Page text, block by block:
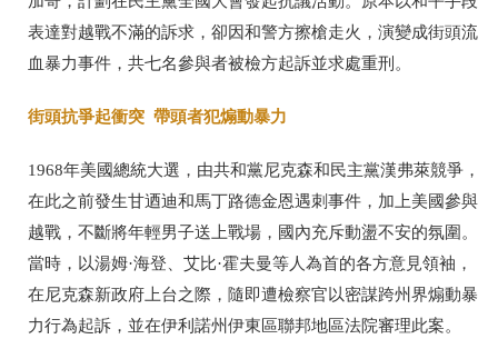
表達對越戰不滿的訴求，卻因和警方擦槍走火，演變成街頭流
血暴力事件，共七名參與者被檢方起訴並求處重刑。
街頭抗爭起衝突 帶頭者犯煽動暴力
1968年美國總統大選，由共和黨尼克森和民主黨漢弗萊競爭，
在此之前發生甘迺迪和馬丁路德金恩遇刺事件，加上美國參與
越戰，不斷將年輕男子送上戰場，國內充斥動盪不安的氛圍。
當時，以湯姆·海登、艾比·霍夫曼等人為首的各方意見領袖，
在尼克森新政府上台之際，隨即遭檢察官以密謀跨州界煽動暴
力行為起訴，並在伊利諾州伊東區聯邦地區法院審理此案。